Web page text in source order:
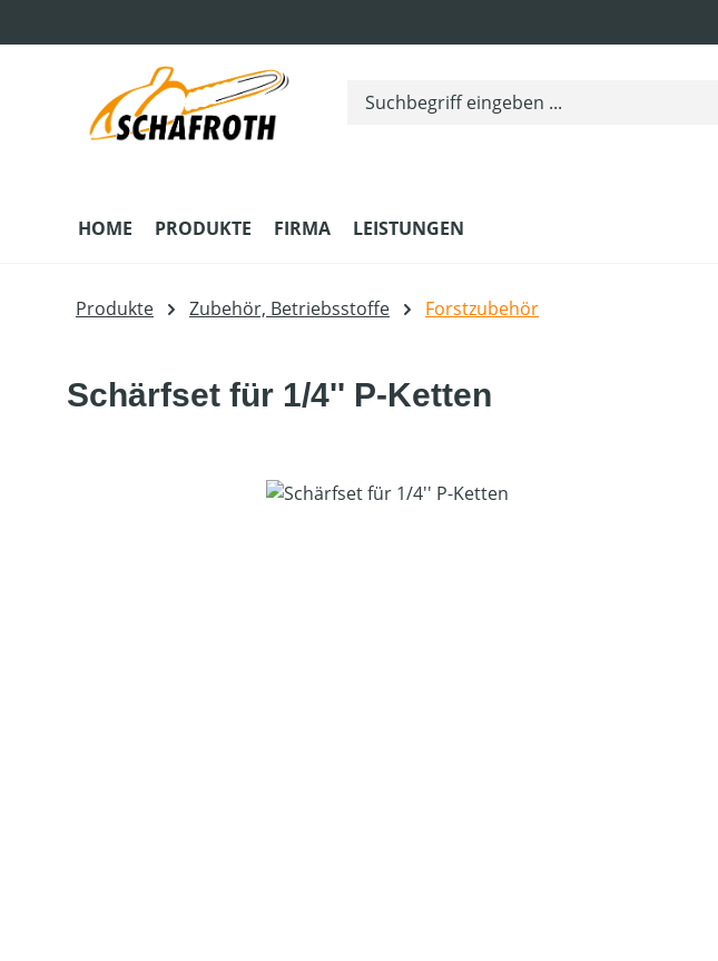
HOME PRODUKTE FIRMA LEISTUNGEN
Produkte Zubehör, Betriebsstoffe Forstzubehör
Schärfset für 1/4'' P-Ketten
Bildergalerie überspringen